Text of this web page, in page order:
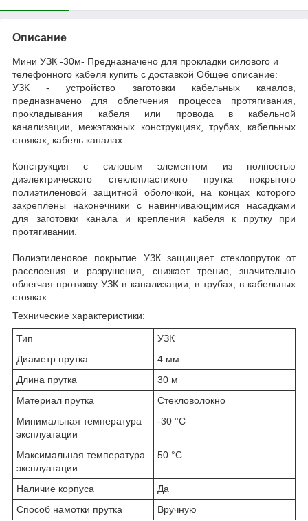
Описание
Мини УЗК -30м- Предназначено для прокладки силового и
телефонного кабеля купить с доставкой Общее описание:
УЗК - устройство заготовки кабельных каналов,
предназначено для облегчения процесса протягивания,
прокладывания кабеля или провода в кабельной
канализации, межэтажных конструкциях, трубах, кабельных
стояках, кабель каналах.
Конструкция с силовым элементом из полностью
диэлектрического стеклопластикого прутка покрытого
полиэтиленовой защитной оболочкой, на концах которого
закреплены наконечники с навинчивающимися насадками
для заготовки канала и крепления кабеля к прутку при
протягивании.
Полиэтиленовое покрытие УЗК защищает стеклопруток от
расслоения и разрушения, снижает трение, значительно
облегчая протяжку УЗК в канализации, в трубах, в кабельных
стояках.
Технические характеристики:
Тип
УЗК
Диаметр прутка
4 мм
Длина прутка
30 м
Материал прутка
Стекловолокно
Минимальная температура
эксплуатации
-30 °С
Максимальная температура
эксплуатации
50 °С
Наличие корпуса
Да
Способ намотки прутка
Вручную